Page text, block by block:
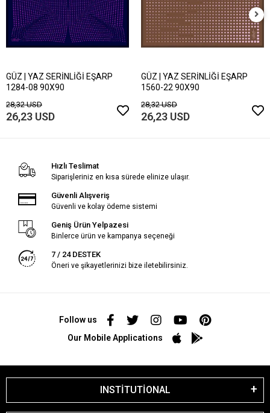
GÜZ | YAZ SERİNLİĞİ EŞARP
1284-08 90X90
28,32 USD
26,23 USD
GÜZ | YAZ SERİNLİĞİ EŞARP
1560-22 90X90
28,32 USD
26,23 USD
Hızlı Teslimat
Siparişleriniz en kısa sürede elinize ulaşır.
Güvenli Alışveriş
Güvenli ve kolay ödeme sistemi
Geniş Ürün Yelpazesi
Binlerce ürün ve kampanya seçeneği
7 / 24 DESTEK
Öneri ve şikayetlerinizi bize iletebilirsiniz.
Follow us
Our Mobile Applications
INSTİTUTİONAL